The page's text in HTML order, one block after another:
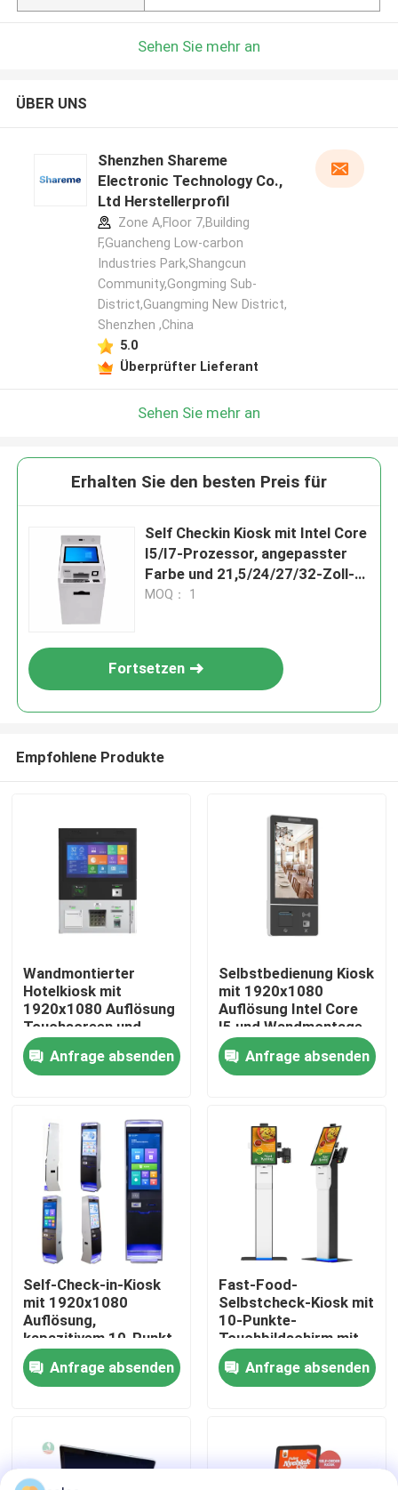
Haus
Produkte
VR-Show
Über uns
Fabrik-Ausflug
Qualitätskontrolle
Kontaktiere uns
Blog
Sehen Sie mehr an
ÜBER UNS
Shenzhen Shareme
Electronic Technology Co.,
Ltd Herstellerprofil
Zone A,Floor 7,Building
F,Guancheng Low-carbon
Industries Park,Shangcun
Community,Gongming Sub-
District,Guangming New District,
Shenzhen ,China
5.0
Überprüfter Lieferant
Sehen Sie mehr an
Erhalten Sie den besten Preis für
Self Checkin Kiosk mit Intel Core
I5/I7-Prozessor, angepasster
Farbe und 21,5/24/27/32-Zoll-
Bildschirm für vielseitige
MOQ： 1
Fortsetzen
Empfohlene Produkte
Wandmontierter
Hotelkiosk mit
1920x1080 Auflösung
Touchscreen und
thermischem Drucker
für Selbstcheck-in
Anfrage absenden
Selbstbedienung Kiosk
mit 1920x1080
Auflösung Intel Core
I5 und Wandmontage
für effizientes
Bestellsystem
Anfrage absenden
Self-Check-in-Kiosk
mit 1920x1080
Auflösung,
kapazitivem 10-Punkt-
Touchscreen und Intel
Core i5 Prozessor
Anfrage absenden
Fast-Food-
Selbstcheck-Kiosk mit
10-Punkte-
Touchbildschirm mit
Auflösung 1920X1080
und
Gesichtserkennung für
Anfrage absenden